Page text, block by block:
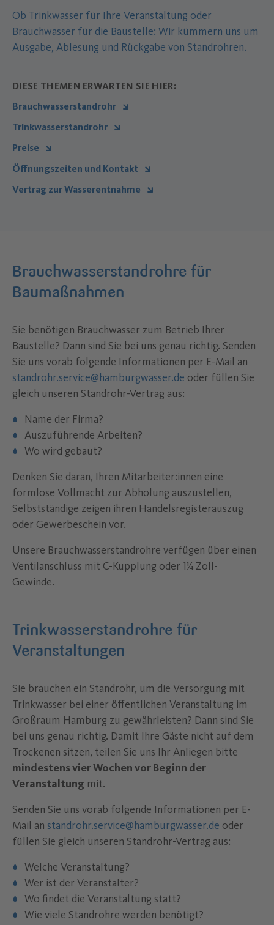
Ob Trinkwasser für Ihre Veranstaltung oder
Brauchwasser für die Baustelle: Wir kümmern uns um
Ausgabe, Ablesung und Rückgabe von Standrohren.
DIESE THEMEN ERWARTEN SIE HIER:
Brauchwasserstandrohr
Trinkwasserstandrohr
Preise
Öffnungszeiten und Kontakt
Vertrag zur Wasserentnahme
Brauchwasserstandrohre für
Baumaßnahmen
Sie benötigen Brauchwasser zum Betrieb Ihrer
Baustelle? Dann sind Sie bei uns genau richtig. Senden
Sie uns vorab folgende Informationen per E-Mail an
standrohr.service@hamburgwasser.de oder füllen Sie
gleich unseren Standrohr-Vertrag aus:
Name der Firma?
Auszuführende Arbeiten?
Wo wird gebaut?
Denken Sie daran, Ihren Mitarbeiter:innen eine
formlose Vollmacht zur Abholung auszustellen,
Selbstständige zeigen ihren Handelsregisterauszug
oder Gewerbeschein vor.
Unsere Brauchwasserstandrohre verfügen über einen
Ventilanschluss mit C-Kupplung oder 1¼ Zoll-
Gewinde.
Trinkwasserstandrohre für
Veranstaltungen
Sie brauchen ein Standrohr, um die Versorgung mit
Trinkwasser bei einer öffentlichen Veranstaltung im
Großraum Hamburg zu gewährleisten? Dann sind Sie
bei uns genau richtig. Damit Ihre Gäste nicht auf dem
Trockenen sitzen, teilen Sie uns Ihr Anliegen bitte
mindestens vier Wochen vor Beginn der
Veranstaltung mit.
Senden Sie uns vorab folgende Informationen per E-
Mail an standrohr.service@hamburgwasser.de oder
füllen Sie gleich unseren Standrohr-Vertrag aus:
Welche Veranstaltung?
Wer ist der Veranstalter?
Wo findet die Veranstaltung statt?
Wie viele Standrohre werden benötigt?